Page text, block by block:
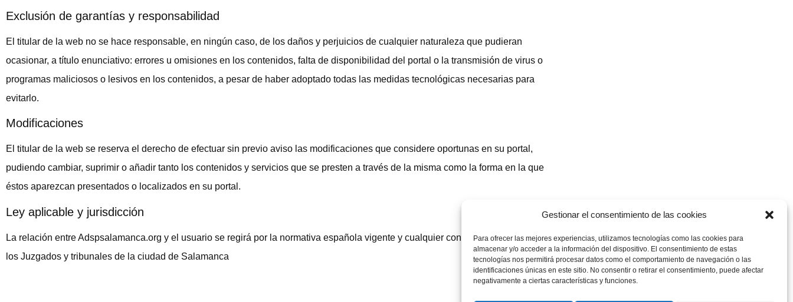
Gestionar el consentimiento de las cookies
Para ofrecer las mejores experiencias, utilizamos tecnologías como las cookies para
almacenar y/o acceder a la información del dispositivo. El consentimiento de estas
tecnologías nos permitirá procesar datos como el comportamiento de navegación o las
identificaciones únicas en este sitio. No consentir o retirar el consentimiento, puede afectar
negativamente a ciertas características y funciones.
Exclusión de garantías y responsabilidad
El titular de la web no se hace responsable, en ningún caso, de los daños y perjuicios de cualquier naturaleza que pudieran
ocasionar, a título enunciativo: errores u omisiones en los contenidos, falta de disponibilidad del portal o la transmisión de virus o
programas maliciosos o lesivos en los contenidos, a pesar de haber adoptado todas las medidas tecnológicas necesarias para
evitarlo.
Modificaciones
El titular de la web se reserva el derecho de efectuar sin previo aviso las modificaciones que considere oportunas en su portal,
pudiendo cambiar, suprimir o añadir tanto los contenidos y servicios que se presten a través de la misma como la forma en la que
éstos aparezcan presentados o localizados en su portal.
Ley aplicable y jurisdicción
La relación entre Adspsalamanca.org y el usuario se regirá por la normativa española vigente y cualquier controversia se someterá a
los Juzgados y tribunales de la ciudad de Salamanca